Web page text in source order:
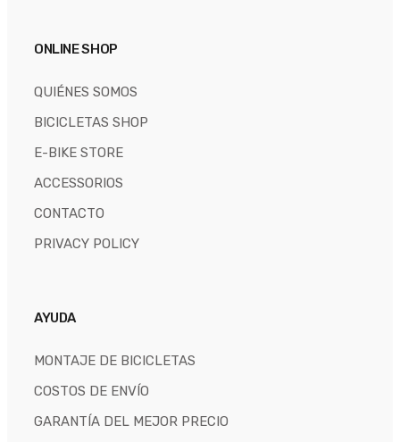
ONLINE SHOP
QUIÉNES SOMOS
BICICLETAS SHOP
E-BIKE STORE
ACCESSORIOS
CONTACTO
PRIVACY POLICY
AYUDA
MONTAJE DE BICICLETAS
COSTOS DE ENVÍO
GARANTÍA DEL MEJOR PRECIO